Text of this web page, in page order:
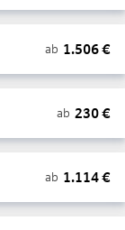
ab 1.506€
ab 230€
ab 1.114€